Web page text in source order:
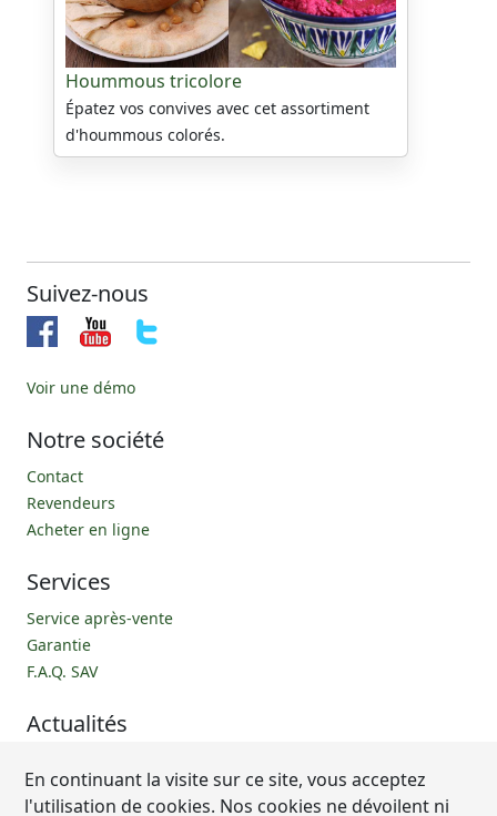
En continuant la visite sur ce site, vous acceptez
l'utilisation de cookies. Nos cookies ne dévoilent ni
Hoummous tricolore
Épatez vos convives avec cet assortiment
d'hoummous colorés.
Suivez-nous
Voir une démo
Notre société
Contact
Revendeurs
Acheter en ligne
Services
Service après-vente
Garantie
F.A.Q. SAV
Actualités
F.A.Q.